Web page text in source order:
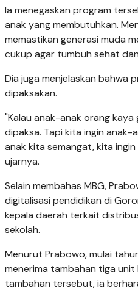
Ia menegaskan program
anak yang membutuhkan.
memastikan generasi muda
cukup agar tumbuh sehat
Dia juga menjelaskan bahwa
dipaksakan.
"Kalau anak-anak orang
dipaksa. Tapi kita ingin
anak kita semangat, kita
ujarnya.
Selain membahas MBG,
digitalisasi pendidikan di
kepala daerah terkait
sekolah.
Menurut Prabowo, mulai
menerima tambahan tiga unit
tambahan tersebut, ia